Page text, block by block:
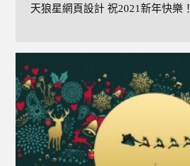
天狼星網頁設計 祝2021新年快樂！